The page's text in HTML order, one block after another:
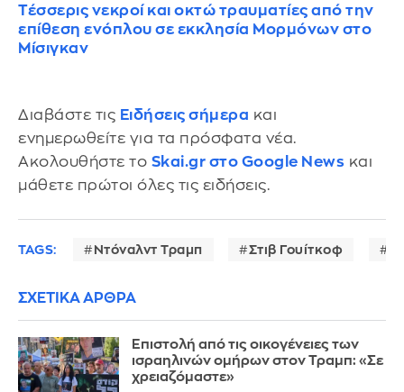
Τέσσερις νεκροί και οκτώ τραυματίες από την
επίθεση ενόπλου σε εκκλησία Μορμόνων στο
Μίσιγκαν
Διαβάστε τις Ειδήσεις σήμερα και
ενημερωθείτε για τα πρόσφατα νέα.
Ακολουθήστε το Skai.gr στο Google News και
μάθετε πρώτοι όλες τις ειδήσεις.
TAGS: Ντόναλντ Τραμπ Στιβ Γουίτκοφ
ΣΧΕΤΙΚΑ ΑΡΘΡΑ
Επιστολή από τις οικογένειες των
ισραηλινών ομήρων στον Τραμπ: «Σε
χρειαζόμαστε»